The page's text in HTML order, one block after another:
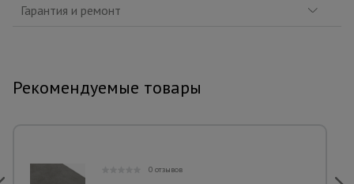
Гарантия и ремонт
Рекомендуемые товары
0 отзывов